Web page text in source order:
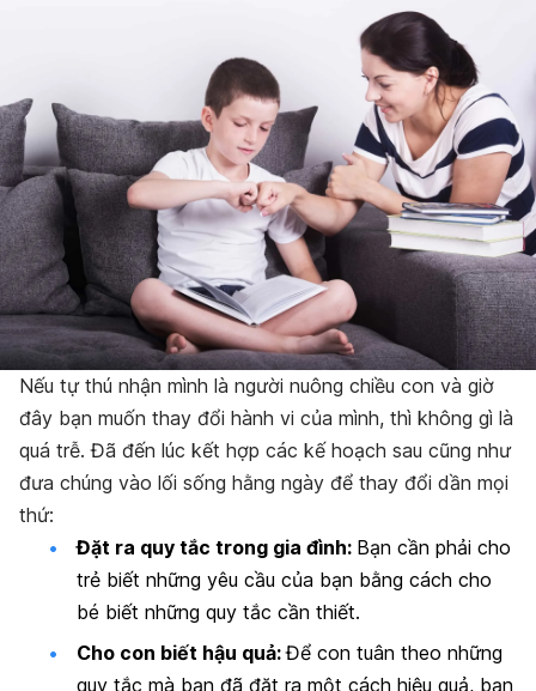
Nếu tự thú nhận mình là người nuông chiều con và giờ
đây bạn muốn thay đổi hành vi của mình, thì không gì là
quá trễ. Đã đến lúc kết hợp các kế hoạch sau cũng như
đưa chúng vào lối sống hằng ngày để thay đổi dần mọi
thứ:
Đặt ra quy tắc trong gia đình: Bạn cần phải cho
trẻ biết những yêu cầu của bạn bằng cách cho
bé biết những quy tắc cần thiết.
Cho con biết hậu quả:Để con tuân theo những
quy tắc mà bạn đã đặt ra một cách hiệu quả, bạn